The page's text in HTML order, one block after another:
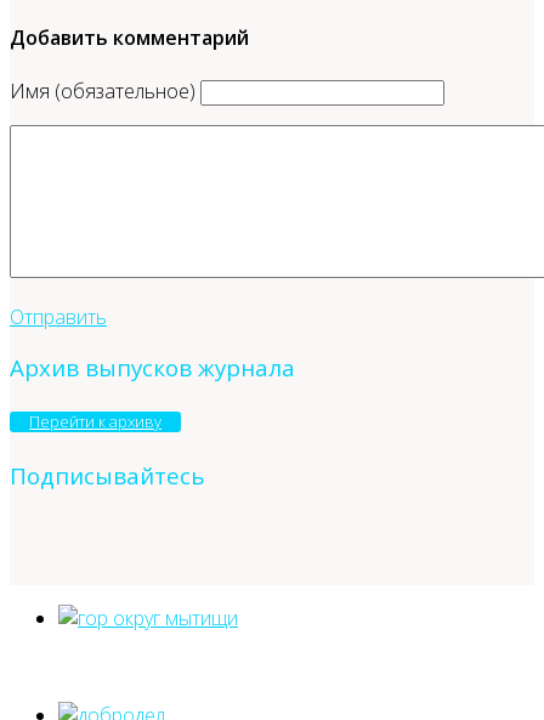
Добавить комментарий
Имя (обязательное)
Отправить
Архив выпусков журнала
Перейти к архиву
Подписывайтесь